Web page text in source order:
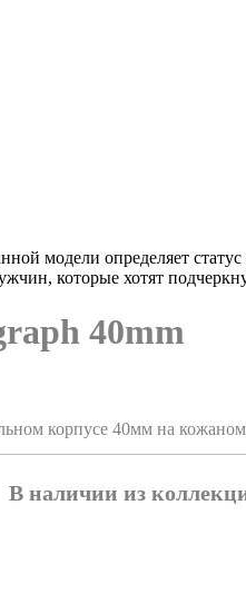
модели определяет
которые хотят
40mm
корпусе 40мм на
В наличии из